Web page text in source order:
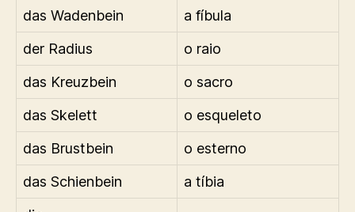
das Wadenbein
a fíbula
der Radius
o raio
das Kreuzbein
o sacro
das Skelett
o esqueleto
das Brustbein
o esterno
das Schienbein
a tíbia